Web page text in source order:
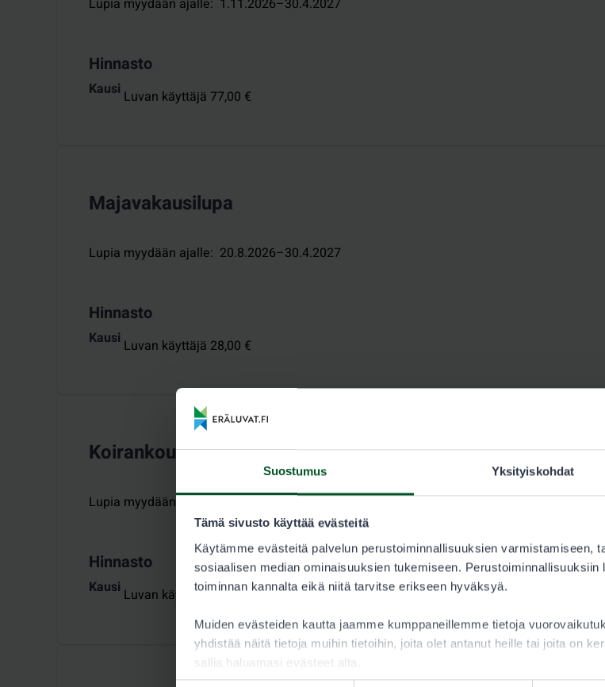
Suostumus Yksityiskohdat
Tämä sivusto käyttää evästeitä
Käytämme evästeitä palvelun perustoiminnallisuuksien varmistamiseen,
sosiaalisen median ominaisuuksien tukemiseen.
toiminnan kannalta eikä niitä tarvitse erikseen hyväksyä.
Muiden evästeiden kautta jaamme kumppaneillemme tietoja
yhdistää näitä tietoja muihin tietoihin, joita olet antanut heille tai joita on
sallia haluamasi evästeet alta.
Lupia myydään ajalle: 1.11.2026–30.4.2027
Hinnasto
Kausi Luvan käyttäjä 77,00 €
Majavakausilupa
Lupia myydään ajalle: 20.8.2026–30.4.2027
Hinnasto
Kausi Luvan käyttäjä 28,00 €
Koirankoulutuslupa
Lupia myydään ajalle: 20.8.2026–28.2.2027
Hinnasto
Kausi Luvan käyttäjä 30,00 €